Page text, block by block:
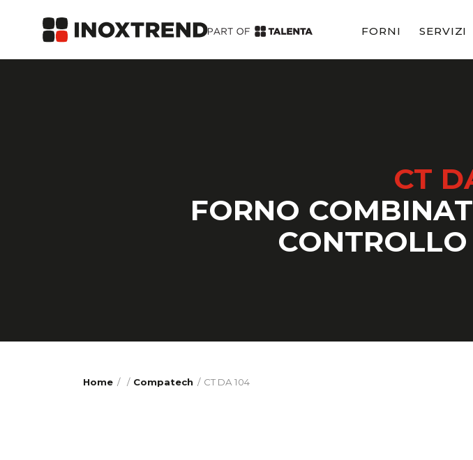
FORNI SERVIZI
CT
FORNO
Home / / Compatech CT DA 104